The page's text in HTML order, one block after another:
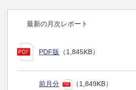
最新の月次レポート
PDF版 （1,845KB）
前月分 （1,849KB）